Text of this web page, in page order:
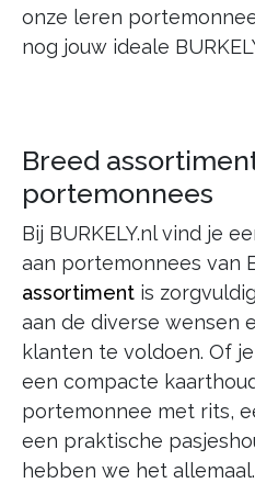
onze leren
nog jouw ideale
Breed
portemonnees
Bij BURKELY.nl vind je
aan portemonnees van
assortiment is
aan de diverse wensen
klanten te voldoen. Of
een compacte
portemonnee met rits,
een praktische
hebben we het allemaal.